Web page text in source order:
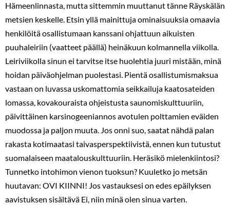
Hämeenlinnasta, mutta sittemmin muuttanut tänne Räyskälän
metsien keskelle. Etsin yllä mainittuja ominaisuuksia omaavia
henkilöitä osallistumaan kanssani ohjattuun aikuisten
puuhaleiriin (vaatteet päällä) heinäkuun kolmannella viikolla.
Leiriviikolla sinun ei tarvitse itse huolehtia juuri mistään, minä
hoidan päiväohjelman puolestasi. Pientä osallistumismaksua
vastaan on luvassa uskomattomia seikkailuja kaatosateiden
lomassa, kovakouraista ohjeistusta saunomiskulttuuriin,
päivittäinen karsinogeeniannos avotulen polttamien eväiden
muodossa ja paljon muuta. Jos onni suo, saatat nähdä palan
rakasta kotimaatasi taivasperspektiivistä, ennen kun tutustut
suomalaiseen maatalouskulttuuriin. Heräsikö mielenkiintosi?
Tunnetko intohimon vienon tuoksun? Kuuletko jo metsän
huutavan: OVI KIINNI! Jos vastauksesi on edes epäilyksen
aavistuksen sisältävä Ei, niin minä olen sinua varten.